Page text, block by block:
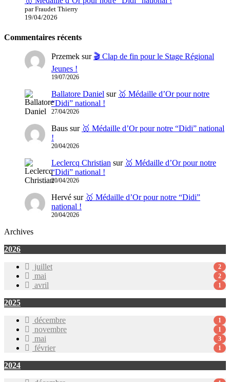
par Fraudet Thierry
19/04/2026
Commentaires récents
Przemek sur 🎬 Clap de fin pour le Stage Régional
Jeunes !
19/07/2026
Ballatore Daniel sur 🥇 Médaille d’Or pour notre
“Didi” national !
27/04/2026
Baus sur 🥇 Médaille d’Or pour notre “Didi” national
!
20/04/2026
Leclercq Christian sur 🥇 Médaille d’Or pour notre
“Didi” national !
20/04/2026
Hervé sur 🥇 Médaille d’Or pour notre “Didi”
national !
20/04/2026
Archives
2026
juillet
2
mai 2
avril 1
2025
décembre
1
novembre 1
mai 3
février 1
2024